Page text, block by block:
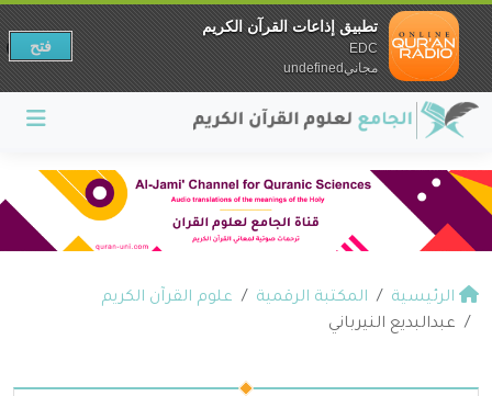
الرئيسية المكتبة الرقمية
علوم القرآن الكريم
عبدالبديع النيرباني
تطبيق إذاعات القرآن الكريم
EDC
مجانيundefined
فتح